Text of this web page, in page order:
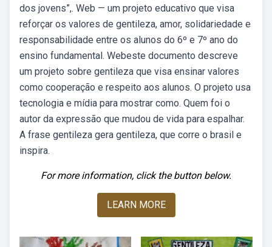
dos jovens”,. Web — um projeto educativo que visa
reforçar os valores de gentileza, amor, solidariedade e
responsabilidade entre os alunos do 6º e 7º ano do
ensino fundamental. Webeste documento descreve
um projeto sobre gentileza que visa ensinar valores
como cooperação e respeito aos alunos. O projeto usa
tecnologia e mídia para mostrar como. Quem foi o
autor da expressão que mudou de vida para espalhar.
A frase gentileza gera gentileza, que corre o brasil e
inspira.
For more information, click the button below.
LEARN MORE